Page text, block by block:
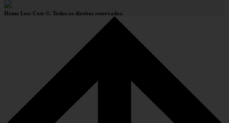
Home Low Cost ©. Todos os direitos reservados.